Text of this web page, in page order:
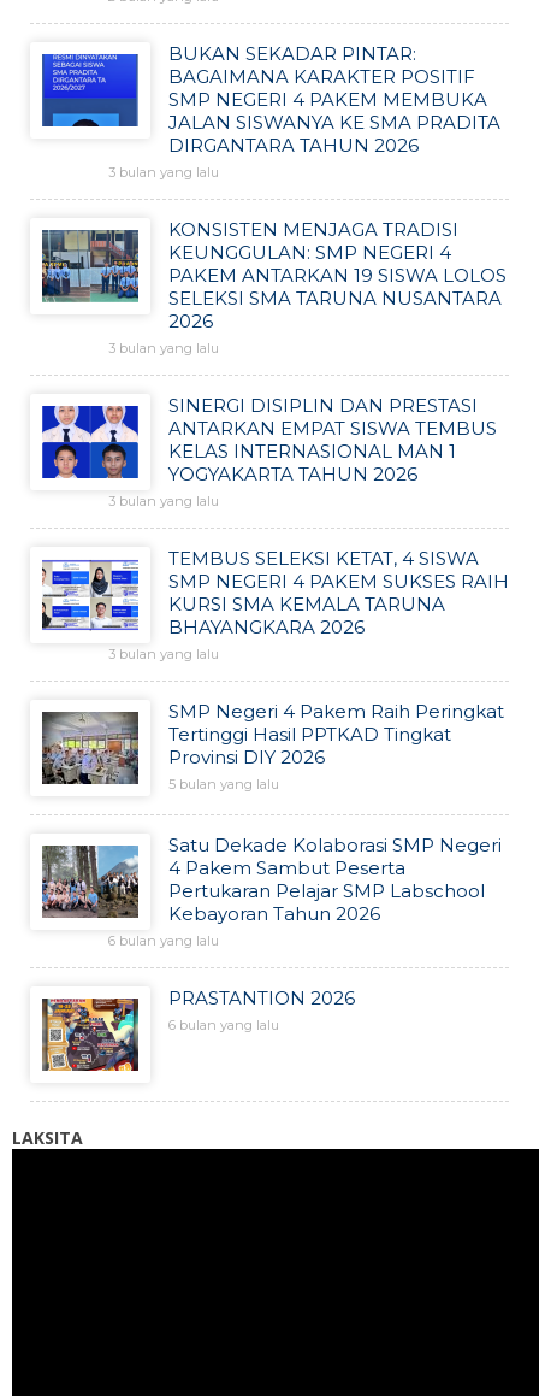
BUKAN SEKADAR PINTAR:
BAGAIMANA KARAKTER POSITIF
SMP NEGERI 4 PAKEM MEMBUKA
JALAN SISWANYA KE SMA PRADITA
DIRGANTARA TAHUN 2026
3 bulan yang lalu
KONSISTEN MENJAGA TRADISI
KEUNGGULAN: SMP NEGERI 4
PAKEM ANTARKAN 19 SISWA LOLOS
SELEKSI SMA TARUNA NUSANTARA
2026
3 bulan yang lalu
SINERGI DISIPLIN DAN PRESTASI
ANTARKAN EMPAT SISWA TEMBUS
KELAS INTERNASIONAL MAN 1
YOGYAKARTA TAHUN 2026
3 bulan yang lalu
TEMBUS SELEKSI KETAT, 4 SISWA
SMP NEGERI 4 PAKEM SUKSES RAIH
KURSI SMA KEMALA TARUNA
BHAYANGKARA 2026
3 bulan yang lalu
SMP Negeri 4 Pakem Raih Peringkat
Tertinggi Hasil PPTKAD Tingkat
Provinsi DIY 2026
5 bulan yang lalu
Satu Dekade Kolaborasi SMP Negeri
4 Pakem Sambut Peserta
Pertukaran Pelajar SMP Labschool
Kebayoran Tahun 2026
6 bulan yang lalu
PRASTANTION 2026
6 bulan yang lalu
LAKSITA